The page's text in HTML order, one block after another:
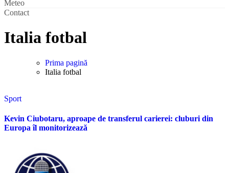
Meteo
Contact
Italia fotbal
Prima pagină
Italia fotbal
Sport
Kevin Ciubotaru, aproape de transferul carierei: cluburi din
Europa îl monitorizează